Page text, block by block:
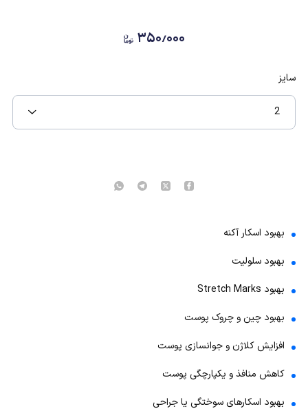
۳۵۰٫۰۰۰
سایز
2
بهبود اسکار آکنه
بهبود سلولیت
بهبود Stretch Marks
بهبود چین و چروک پوست
افزایش کلاژن و جوانسازی پوست
کاهش منافذ و یکپارچگی پوست
بهبود اسکارهای سوختگی یا جراحی